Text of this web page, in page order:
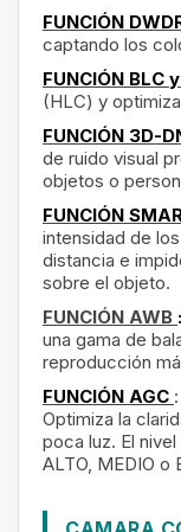
FUNCIÓN
captando los
FUNCIÓN BLC
(HLC) y
FUNCIÓN 3D-
de ruido visual
objetos o
FUNCIÓN
intensidad de
distancia e
sobre el objeto.
FUNCIÓN AWB :
una gama de
reproducción
FUNCIÓN AGC
Optimiza la
poca luz. El
ALTO, MEDIO o